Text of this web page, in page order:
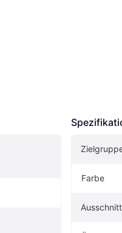
Farbe
Ausschnitt